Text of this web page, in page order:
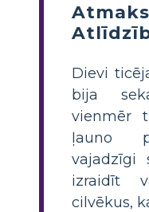
Dievi
bija
vienmēr
ļauno
vajadzīgi
izraidīt
cilvēkus,